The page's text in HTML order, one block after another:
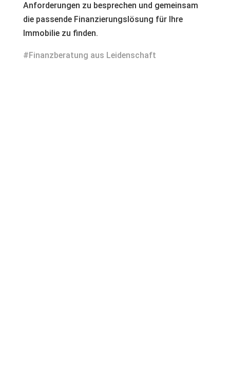
Anforderungen zu besprechen und gemeinsam
die passende Finanzierungslösung für Ihre
Immobilie zu finden.
#Finanzberatung aus Leidenschaft